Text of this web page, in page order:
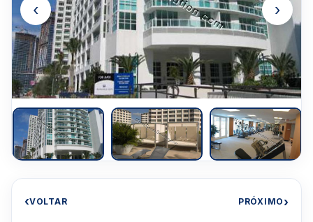
‹ ›
‹VOLTAR PRÓXIMO›